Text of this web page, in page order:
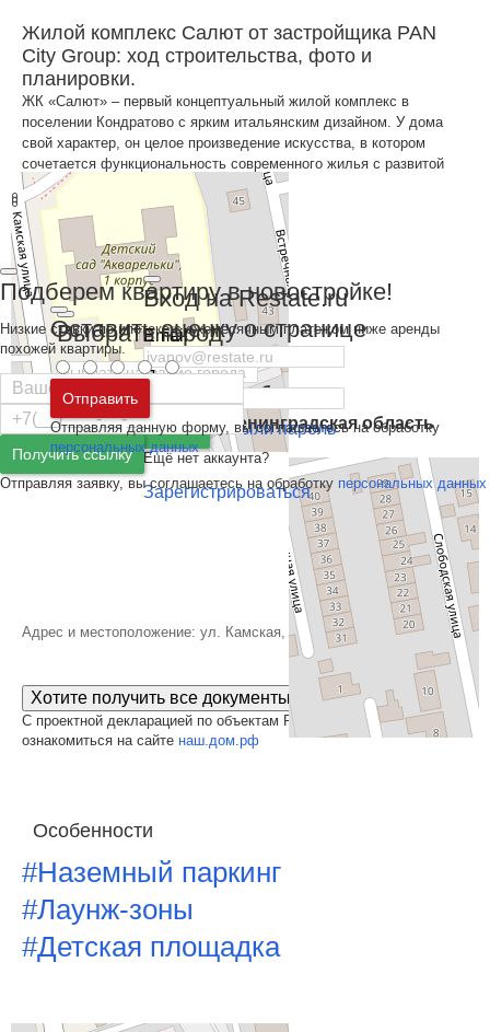
Выбрать город
Москва и
Московская область
Санкт-Петербург иЛенинградская область
Вход на Restate.ru
Email
Пароль
Войти Забыли пароль
Ещё нет аккаунта?
Зарегистрироваться
Жилой комплекс Салют от застройщика PAN
City Group: ход строительства, фото и
планировки.
ЖК «Салют» – первый концептуальный жилой комплекс в
поселении Кондратово с ярким итальянским дизайном. У дома
свой характер, он целое произведение искусства, в котором
сочетается функциональность современного жилья с развитой
инфраструктурой комплекса.
На карте
Адрес и местоположение: ул. Камская, д. 2/4
Хотите получить все документы сразу?
С проектной декларацией по объектам PAN City Group можно
ознакомиться на сайте наш.дом.рф
Особенности
#Наземный паркинг
#Лаунж-зоны
#Детская площадка
Подберем квартиру в новостройке!
Низкие ставки по ипотеке с ежемесячным платежом ниже аренды
похожей квартиры.
Получить ссылку
Отправляя заявку, вы соглашаетесь на обработку персональных данных
Оставить оценку о странице
Отправить
Отправляя данную форму, вы соглашаетесь на обработку
персональных данных